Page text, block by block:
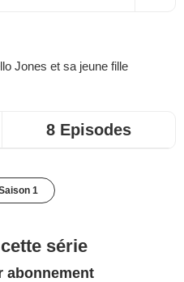
Jones et sa jeune fille
8 Episodes
1
série
abonnement